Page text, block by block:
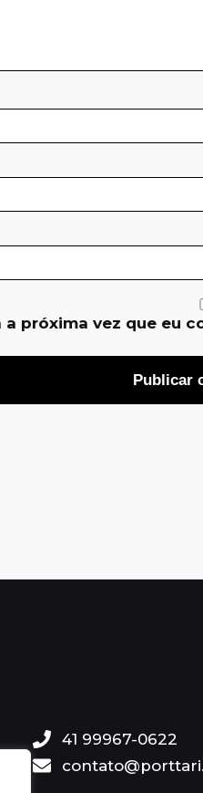
próxima vez que eu
41 99967-0622